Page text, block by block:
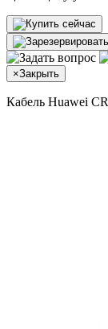
×Закрыть
Кабель Huawei